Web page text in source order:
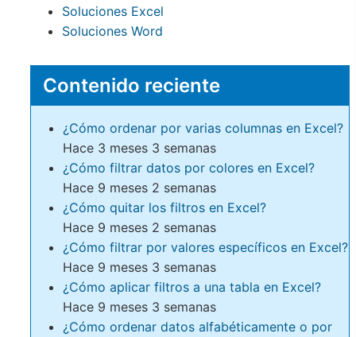
Soluciones Excel
Soluciones Word
Contenido reciente
¿Cómo ordenar por varias columnas en Excel?
Hace 3 meses 3 semanas
¿Cómo filtrar datos por colores en Excel?
Hace 9 meses 2 semanas
¿Cómo quitar los filtros en Excel?
Hace 9 meses 2 semanas
¿Cómo filtrar por valores específicos en Excel?
Hace 9 meses 3 semanas
¿Cómo aplicar filtros a una tabla en Excel?
Hace 9 meses 3 semanas
¿Cómo ordenar datos alfabéticamente o por